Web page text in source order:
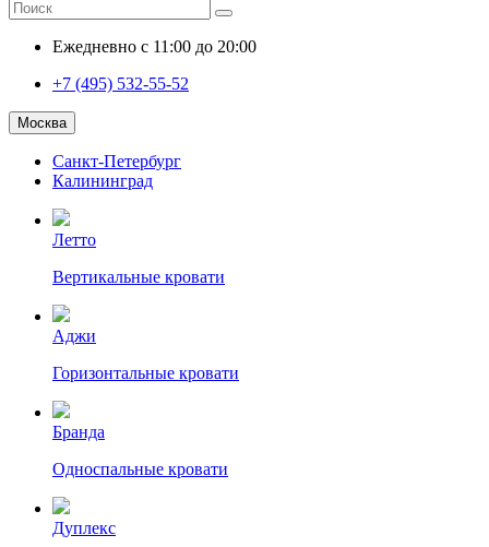
Ежедневно с 11:00 до 20:00
+7 (495) 532-55-52
Москва
Санкт-Петербург
Калининград
Летто
Вертикальные кровати
Аджи
Горизонтальные кровати
Бранда
Односпальные кровати
Дуплекс